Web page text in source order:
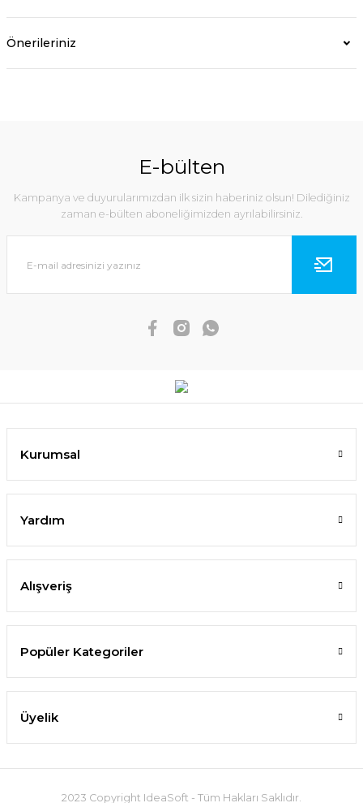
Önerileriniz
E-bülten
Kampanya ve duyurularımızdan ilk sizin haberiniz olsun! Dilediğiniz
zaman e-bülten aboneliğimizden ayrılabilirsiniz.
Kurumsal
Yardım
Alışveriş
Popüler Kategoriler
Üyelik
2023 Copyright IdeaSoft - Tüm Hakları Saklıdır.